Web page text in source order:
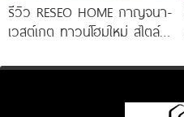
รีวิว RESEO HOME กาญจนา-
เวสต์เกต ทาวน์โฮมใหม่ สไตล์
ลอย* ทำเลดี